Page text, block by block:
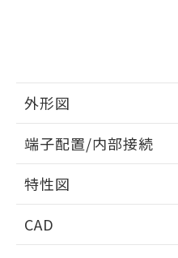
外形図
外形図
端子配置/内部接続
端子配置/内部接続
特性図
電気的寿命曲線
CAD
また、RoHS指令の
物質の対応では、対
荷製品に未対応品が
欄に対応日を記載し
既に当社にて対応
り、2022年1月12日
す。